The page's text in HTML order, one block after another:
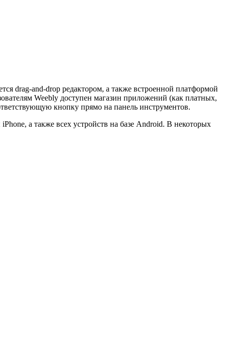
drag-and-drop редактором, а также встроенной платформой
Weebly доступен магазин приложений (как платных,
кнопку прямо на панель инструментов.
а также всех устройств на базе Android. В некоторых